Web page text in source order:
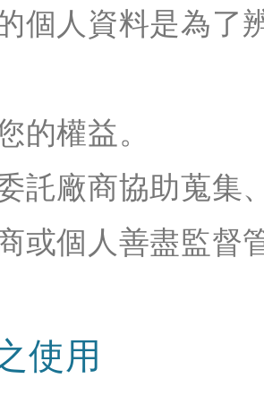
個人資料是為了
的權益。
託廠商協助蒐集
或個人善盡監督
使用